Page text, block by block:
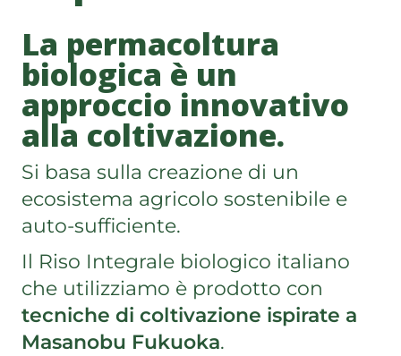
La permacoltura
biologica è un
approccio innovativo
alla coltivazione.
Si basa sulla creazione di un
ecosistema agricolo sostenibile e
auto-sufficiente.
Il Riso Integrale biologico italiano
che utilizziamo è prodotto con
tecniche di coltivazione ispirate a
Masanobu Fukuoka.